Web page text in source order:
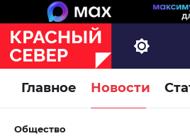
Главное Новости
Общество